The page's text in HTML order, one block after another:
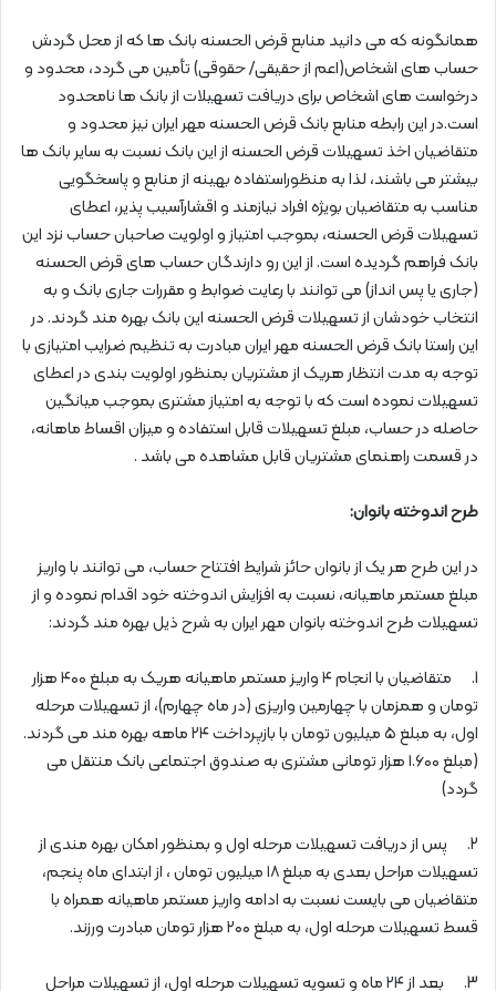
همانگونه که می دانید منابع قرض الحسنه بانک ها که از محل گردش
حساب های اشخاص(اعم از حقیقی/ حقوقی) تأمین می گردد، محدود و
درخواست های اشخاص برای دریافت تسهیلات از بانک ها نامحدود
است.در این رابطه منابع بانک قرض الحسنه مهر ایران نیز محدود و
متقاضیان اخذ تسهیلات قرض الحسنه از این بانک نسبت به سایر بانک ها
بیشتر می باشند، لذا به منظوراستفاده بهینه از منابع و پاسخگویی
مناسب به متقاضیان بویژه افراد نیازمند و اقشارآسیب پذیر، اعطای
تسهیلات قرض الحسنه، بموجب امتیاز و اولویت صاحبان حساب نزد این
بانک فراهم گردیده است. از این رو دارندگان حساب های قرض الحسنه
(جاری یا پس انداز) می توانند با رعایت ضوابط و مقررات جاری بانک و به
انتخاب خودشان از تسهیلات قرض الحسنه این بانک بهره مند گردند. در
این راستا بانک قرض الحسنه مهر ایران مبادرت به تنظیم ضرایب امتیازی با
توجه به مدت انتظار هریک از مشتریان بمنظور اولویت بندی در اعطای
تسهیلات نموده است که با توجه به امتیاز مشتری بموجب میانگین
حاصله در حساب، مبلغ تسهیلات قابل استفاده و میزان اقساط ماهانه،
در قسمت راهنمای مشتریان قابل مشاهده می باشد .
طرح اندوخته بانوان:
در این طرح هر یک از بانوان حائز شرایط افتتاح حساب، می توانند با واریز
مبلغ مستمر ماهیانه، نسبت به افزایش اندوخته خود اقدام نموده و از
تسهیلات طرح اندوخته بانوان مهر ایران به شرح ذیل بهره مند گردند:
1. متقاضیان با انجام ۴ واریز مستمر ماهیانه هریک به مبلغ ۴۰۰ هزار
تومان و همزمان با چهارمین واریزی (در ماه چهارم)، از تسهیلات مرحله
اول، به مبلغ ۵ میلیون تومان با بازپرداخت ۲۴ ماهه بهره مند می گردند.
(مبلغ ۱.۶۰۰ هزار تومانی مشتری به صندوق اجتماعی بانک منتقل می
گردد)
2. پس از دریافت تسهیلات مرحله اول و بمنظور امکان بهره مندی از
تسهیلات مراحل بعدی به مبلغ ۱۸ میلیون تومان ، از ابتدای ماه پنجم،
متقاضیان می بایست نسبت به ادامه واریز مستمر ماهیانه همراه با
قسط تسهیلات مرحله اول، به مبلغ ۲۰۰ هزار تومان مبادرت ورزند.
3. بعد از ۲۴ ماه و تسویه تسهیلات مرحله اول، از تسهیلات مراحل